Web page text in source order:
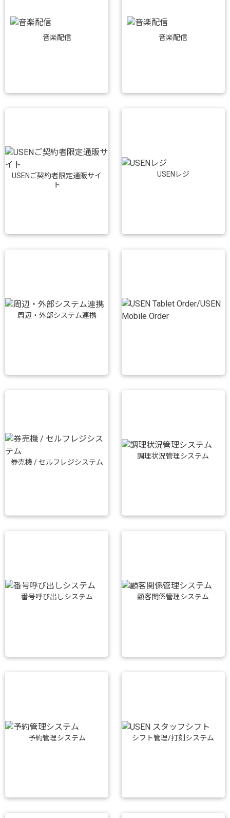
音楽配信 音楽配信
USENご契約者限定通販サイ
ト
USENレジ
周辺・外部システム連携
券売機 / セルフレジシステム
調理状況管理システム
番号呼び出しシステム 顧客関係管理システム
予約管理システム シフト管理/打刻システム